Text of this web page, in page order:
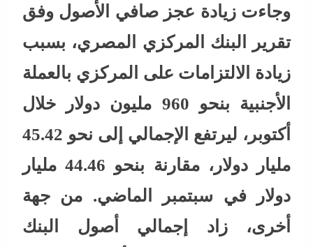
وجاءت زيادة عجز صافي الأصول وفق
تقرير البنك المركزي المصري، بسبب
زيادة الالتزامات على المركزي بالعملة
الأجنبية بنحو 960 مليون دولار خلال
أكتوبر، ليرتفع الإجمالي إلى نحو 45.42
مليار دولار، مقارنة بنحو 44.46 مليار
دولار في سبتمبر الماضي. من جهة
أخرى، زاد إجمالي أصول البنك